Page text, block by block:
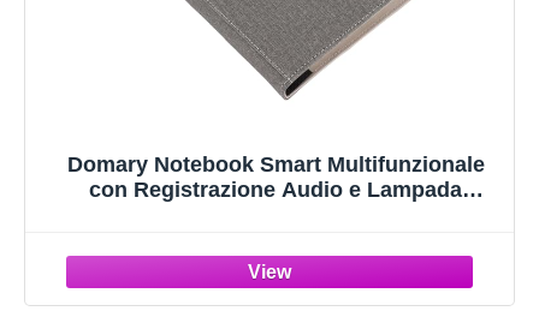
Domary Notebook Smart Multifunzionale
con Registrazione Audio e Lampada